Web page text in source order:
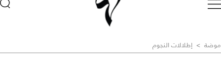
موضة > إطلالات النجوم